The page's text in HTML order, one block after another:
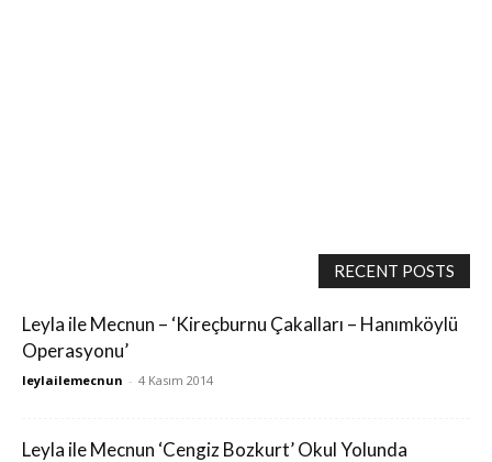
RECENT POSTS
Leyla ile Mecnun – ‘Kireçburnu Çakalları – Hanımköylü
Operasyonu’
leylailemecnun - 4 Kasım 2014
Leyla ile Mecnun ‘Cengiz Bozkurt’ Okul Yolunda